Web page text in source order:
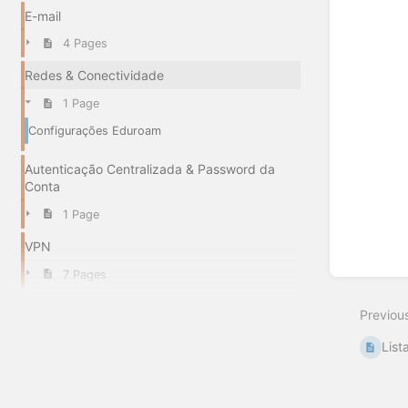
E-mail
4 Pages
Redes & Conectividade
1 Page
Configurações Eduroam
Autenticação Centralizada & Password da
Conta
1 Page
VPN
7 Pages